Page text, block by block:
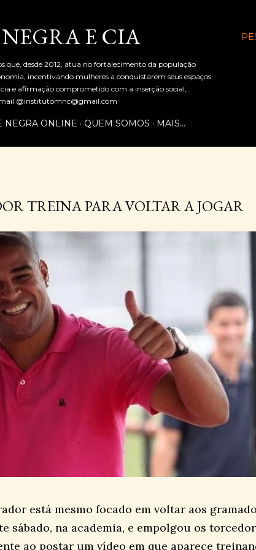
E CIA
desde 2012, atua no fortalecimento da população
incentivando mulheres a conquistarem seus espaços
e afirmação comprometido com a inserção social,
@institutomnc@gmail.com
NEGRA ONLINE QUEM SOMOS MAIS…
TREINA PARA VOLTAR A JOGAR
está mesmo focado em voltar aos
sábado, na academia, e empolgou os
ao postar um vídeo em que aparece